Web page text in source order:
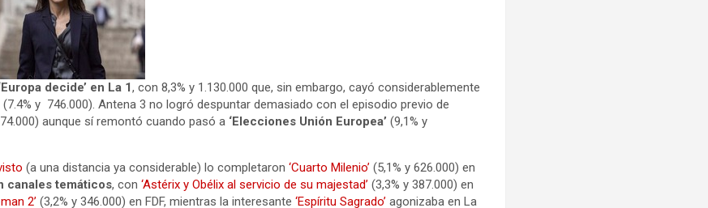
decide’ en La 1, con 8,3% y 1.130.000 que, sin embargo, cayó considerablemente
y 746.000). Antena 3 no logró despuntar demasiado con el episodio previo de
aunque sí remontó cuando pasó a ‘Elecciones Unión Europea’(9,1% y
(a una distancia ya considerable) lo completaron‘Cuarto Milenio’ (5,1% y 626.000) en
canales temáticos, con‘Astérix y Obélix al servicio de su majestad’ (3,3% y 387.000) en
2’ (3,2% y 346.000) en FDF, mientras la interesante‘Espíritu Sagrado’ agonizaba en La